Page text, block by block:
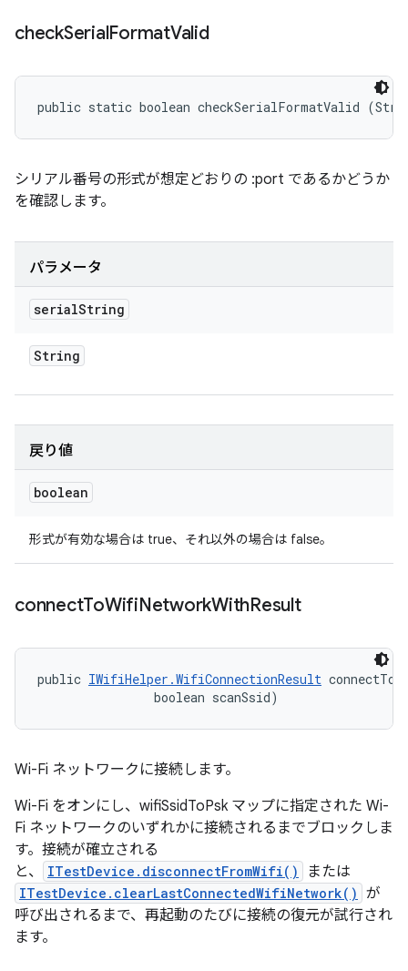
checkSerialFormatValid
public static boolean checkSerialFormatValid
シリアル番号の形式が想定どおりの :port であるかどうか
を確認します。
パラメータ
serialString
String
戻り値
boolean
形式が有効な場合は true、それ以外の場合は false。
connectToWifiNetworkWithResult
public IWifiHelper.WifiConnectionResult
                boolean scanSsid)
Wi-Fi ネットワークに接続します。
Wi-Fi をオンにし、wifiSsidToPsk マップに指定された Wi-
Fi ネットワークのいずれかに接続されるまでブロックしま
す。接続が確立される
と、
ITestDevice.disconnectFromWifi() または
ITestDevice.clearLastConnectedWifiNetwork() が
呼び出されるまで、再起動のたびに接続の復元が試行され
ます。